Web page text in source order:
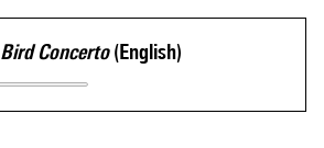
Bird Concerto(English)